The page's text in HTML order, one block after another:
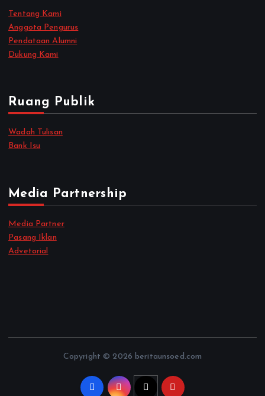
Tentang Kami
Anggota Pengurus
Pendataan Alumni
Dukung Kami
Ruang Publik
Wadah Tulisan
Bank Isu
Media Partnership
Media Partner
Pasang Iklan
Advetorial
Copyright © 2026 beritaunsoed.com